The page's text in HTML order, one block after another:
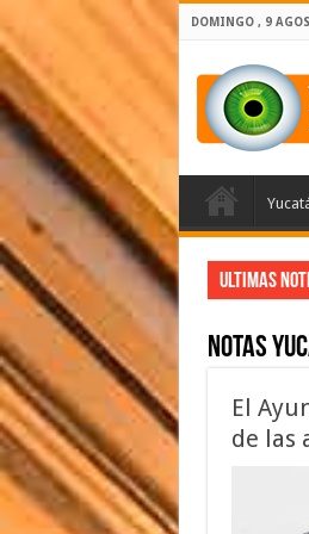
DOMINGO , 9
Ultimas
Notas
El
de las